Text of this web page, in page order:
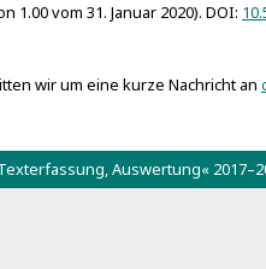
vom 31. Januar 2020). DOI:
wir um eine kurze Nachricht an
Auswertung«